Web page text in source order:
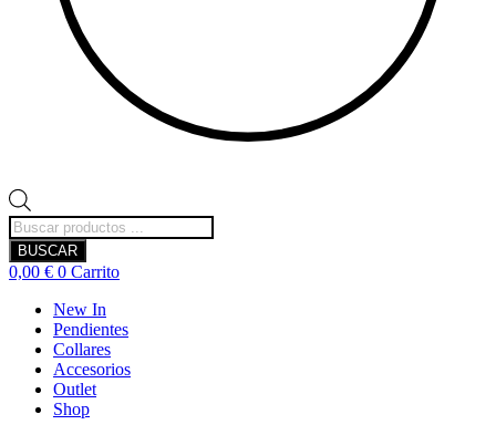
Búsqueda
de
productos
BUSCAR
0,00 € 0 Carrito
New In
Pendientes
Collares
Accesorios
Outlet
Shop